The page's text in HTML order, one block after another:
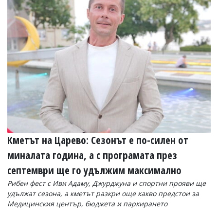
УКРАЙНА
СПОРТ
РАЗСЛЕДВАНЕ
БИЗНЕС
ЮГ
Управители:
Веселин
Василев,
email:
v.vasilev@flagman.bg
Катя
Касабова,
Главен
редактор:
Иван
Колев,
email:
Кметът на Царево: Сезонът е по-силен от
миналата година, а с програмата през
септември ще го удължим максимално
Рибен фест с Иви Адаму, Джурджуна и спортни прояви ще
удължат сезона, а кметът разкри още какво предстои за
Медицинския център, бюджета и паркирането